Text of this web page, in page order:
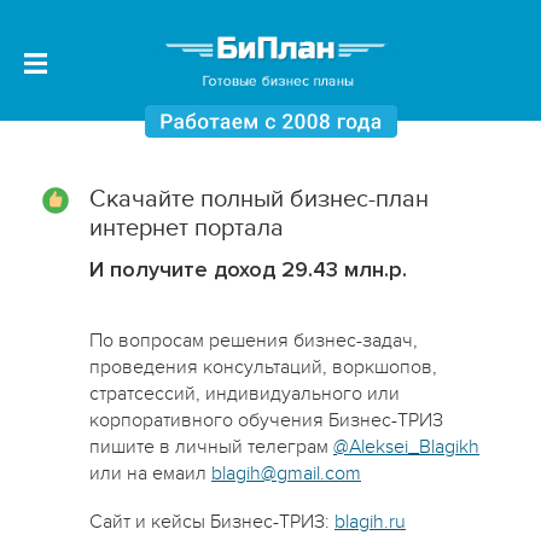
Скачайте полный бизнес-план
интернет портала
И получите доход 29.43 млн.р.
По вопросам решения бизнес-задач,
проведения консультаций, воркшопов,
стратсессий, индивидуального или
корпоративного обучения Бизнес-ТРИЗ
пишите в личный телеграм @Aleksei_Blagikh
или на емаил blagih@gmail.com
Сайт и кейсы Бизнес-ТРИЗ: blagih.ru